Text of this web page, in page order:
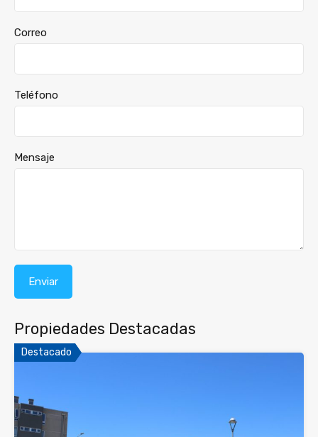
Correo
Teléfono
Mensaje
Propiedades Destacadas
Destacado